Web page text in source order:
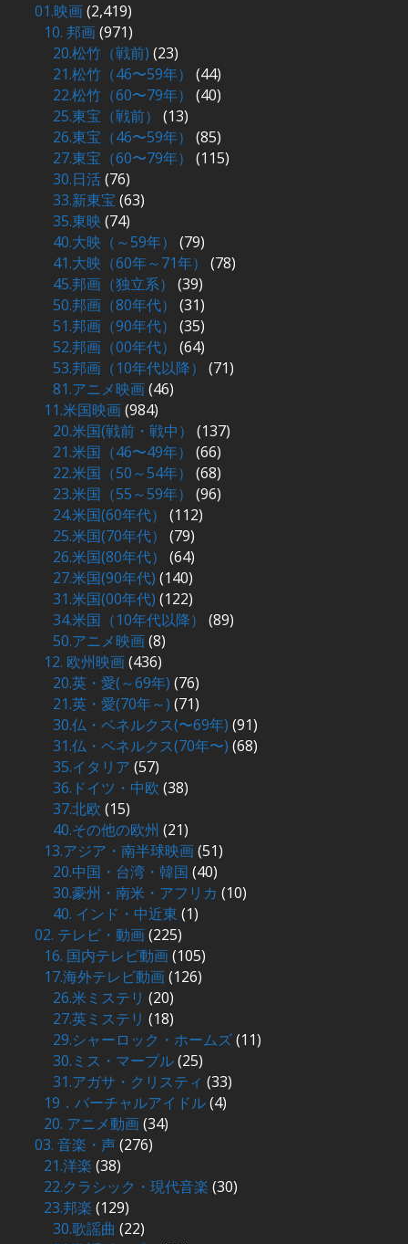
01.映画(2,419)
10. 邦画(971)
20.松竹（戦前) (23)
21.松竹（46〜59年）
(44)
22.松竹（60〜79年）
(40)
25.東宝（戦前）
(13)
26.東宝（46〜59年）
(85)
27.東宝（60〜79年）
(115)
30.日活(76)
33.新東宝 (63)
35.東映 (74)
40.大映（～59年）
(79)
41.大映（60年～71年）
(78)
45.邦画（独立系）
(39)
50.邦画（80年代）
(31)
51.邦画（90年代）
(35)
52.邦画（00年代）
(64)
53.邦画（10年代以降）
(71)
81.アニメ映画(46)
11.米国映画(984)
20.米国(戦前・戦中）
(137)
21.米国（46〜49年）
(66)
22.米国（50～54年）
(68)
23.米国（55～59年）
(96)
24.米国(60年代）
(112)
25.米国(70年代）
(79)
26.米国(80年代）
(64)
27.米国(90年代) (140)
31.米国(00年代) (122)
34.米国（10年代以降）
(89)
50.アニメ映画(8)
12. 欧州映画(436)
20.英・愛(～69年) (76)
21.英・愛(70年～) (71)
30.仏・ベネルクス(〜69年) (91)
31.仏・ベネルクス(70年〜) (68)
35.イタリア (57)
36.ドイツ・中欧 (38)
37.北欧 (15)
40.その他の欧州 (21)
13.アジア・南半球映画(51)
20.中国・台湾・韓国 (40)
30.豪州・南米・アフリカ (10)
40. インド・中近東 (1)
02. テレビ・動画(225)
16. 国内テレビ動画(105)
17.海外テレビ動画(126)
26.米ミステリ (20)
27.英ミステリ (18)
29.シャーロック・ホームズ(11)
30.ミス・マープル(25)
31.アガサ・クリスティ (33)
19．バーチャルアイドル(4)
20. アニメ動画(34)
03. 音楽・声(276)
21.洋楽 (38)
22.クラシック・現代音楽 (30)
23.邦楽 (129)
30.歌謡曲 (22)